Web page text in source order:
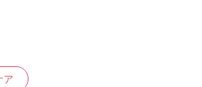
膝関節へ
ア